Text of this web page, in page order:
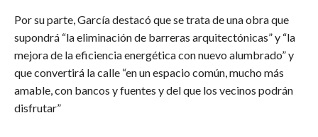
Por su parte, García destacó que se trata de una obra que
supondrá “la eliminación de barreras arquitectónicas” y “la
mejora de la eficiencia energética con nuevo alumbrado” y
que convertirá la calle “en un espacio común, mucho más
amable, con bancos y fuentes y del que los vecinos podrán
disfrutar”